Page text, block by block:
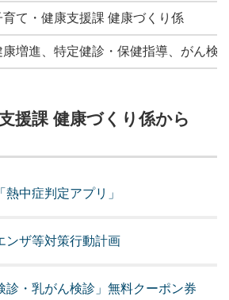
育て・健康支援課 健康づくり係
康増進、特定健診・保健指導、がん検
援課 健康づくり係から
中症判定アプリ」
ンザ等対策行動計画
診・乳がん検診」無料クーポン券